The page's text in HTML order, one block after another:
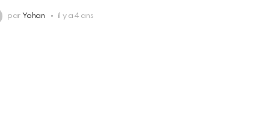
par Yohan il y a 4 ans